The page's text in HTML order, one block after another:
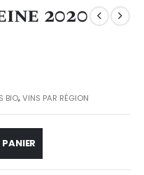
2020
BIO,VINS PAR RÉGION